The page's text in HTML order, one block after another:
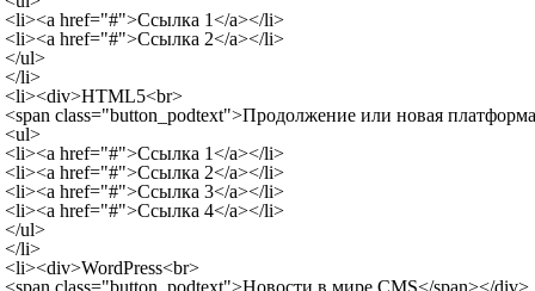
<li><a href="#">Ссылка 1</a></li>
<li><a href="#">Ссылка 2</a></li>
</ul>
</li>
<li><div>HTML5<br>
<span class="button_podtext">Продолжение или новая
<ul>
<li><a href="#">Ссылка 1</a></li>
<li><a href="#">Ссылка 2</a></li>
<li><a href="#">Ссылка 3</a></li>
<li><a href="#">Ссылка 4</a></li>
</ul>
</li>
<li><div>WordPress<br>
<span class="button_podtext">Новости в мире CMS</span></div>